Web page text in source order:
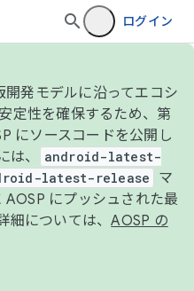
ログイン
発モデルに沿ってエコシ
定性を確保するため、第
にソースコードを公開し
は、
android-latest-
latest-release
マ
にプッシュされた最
細については、AOSP の